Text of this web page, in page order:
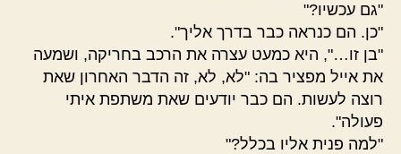
"גם עכשיו?"
"כן. הם כנראה כבר בדרך אליך".
"בן זו…", היא כמעט עצרה את הרכב בחריקה, ושמעה
את אייל מפציר בה: "לא, לא, זה הדבר האחרון שאת
רוצה לעשות. הם כבר יודעים שאת משתפת איתי
פעולה".
"למה פנית אליו בכלל?"